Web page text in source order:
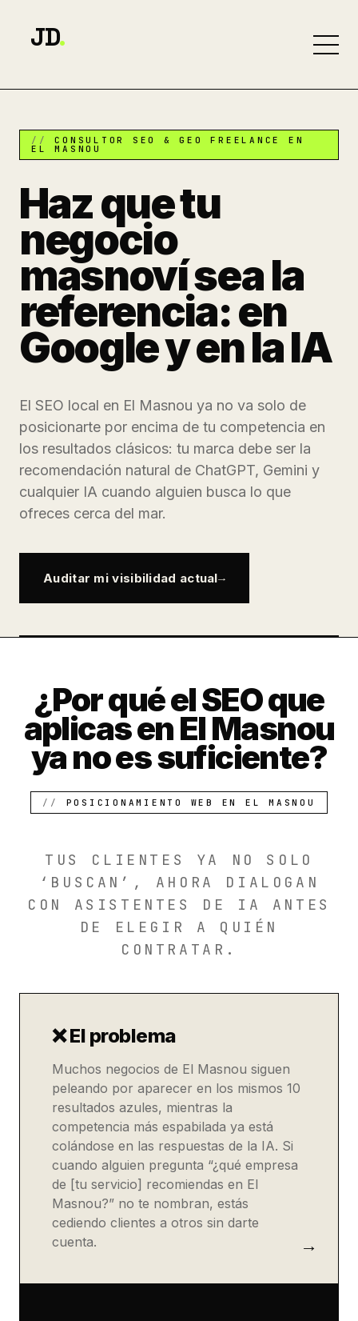
JD.
CONSULTOR SEO & GEO FREELANCE EN
EL MASNOU
Haz que tu
negocio
masnoví sea la
referencia: en
Google y en la IA
El SEO local en El Masnou ya no va solo de
posicionarte por encima de tu competencia en
los resultados clásicos: tu marca debe ser la
recomendación natural de ChatGPT, Gemini y
cualquier IA cuando alguien busca lo que
ofreces cerca del mar.
Auditar mi visibilidad actual
¿Por qué el SEO que
aplicas en El Masnou
ya no es suficiente?
POSICIONAMIENTO WEB EN EL MASNOU
TUS CLIENTES YA NO SOLO
‘BUSCAN’, AHORA DIALOGAN
CON ASISTENTES DE IA ANTES
DE ELEGIR A QUIÉN
CONTRATAR.
❌ El problema
Muchos negocios de El Masnou siguen
peleando por aparecer en los mismos 10
resultados azules, mientras la
competencia más espabilada ya está
colándose en las respuestas de la IA. Si
cuando alguien pregunta “¿qué empresa
de [tu servicio] recomiendas en El
Masnou?” no te nombran, estás
cediendo clientes a otros sin darte
cuenta.